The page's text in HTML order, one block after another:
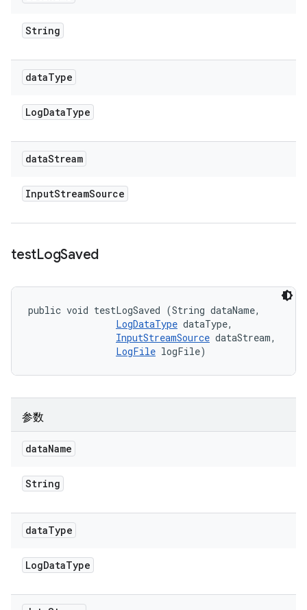
String
dataType
LogDataType
dataStream
InputStreamSource
testLogSaved
public void testLogSaved (String dataName,
LogDataType dataType,
InputStreamSource dataStream,
LogFile logFile)
参数
dataName
String
dataType
LogDataType